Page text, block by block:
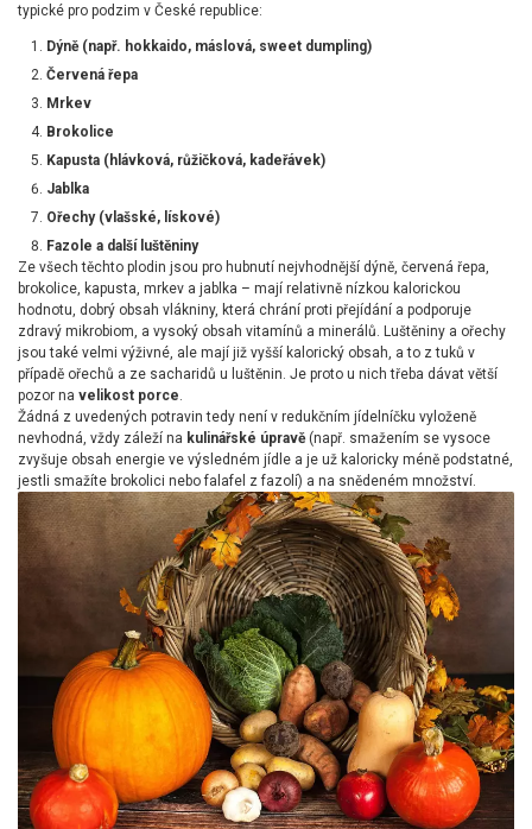
typické pro podzim v České republice:
Dýně (např. hokkaido, máslová, sweet dumpling)
Červená řepa
Mrkev
Brokolice
Kapusta (hlávková, růžičková, kadeřávek)
Jablka
Ořechy (vlašské, lískové)
Fazole a další luštěniny
Ze všech těchto plodin jsou pro hubnutí nejvhodnější dýně, červená řepa,
brokolice, kapusta, mrkev a jablka – mají relativně nízkou kalorickou
hodnotu, dobrý obsah vlákniny, která chrání proti přejídání a podporuje
zdravý mikrobiom, a vysoký obsah vitamínů a minerálů. Luštěniny a ořechy
jsou také velmi výživné, ale mají již vyšší kalorický obsah, a to z tuků v
případě ořechů a ze sacharidů u luštěnin. Je proto u nich třeba dávat větší
pozor na velikost porce
Žádná z uvedených potravin tedy není v redukčním jídelníčku vyloženě
nevhodná, vždy záleží na kulinářské úpravě(např. smažením se vysoce
zvyšuje obsah energie ve výsledném jídle a je už kaloricky méně podstatné,
jestli smažíte brokolici nebo falafel z fazolí) a na snědeném množství.